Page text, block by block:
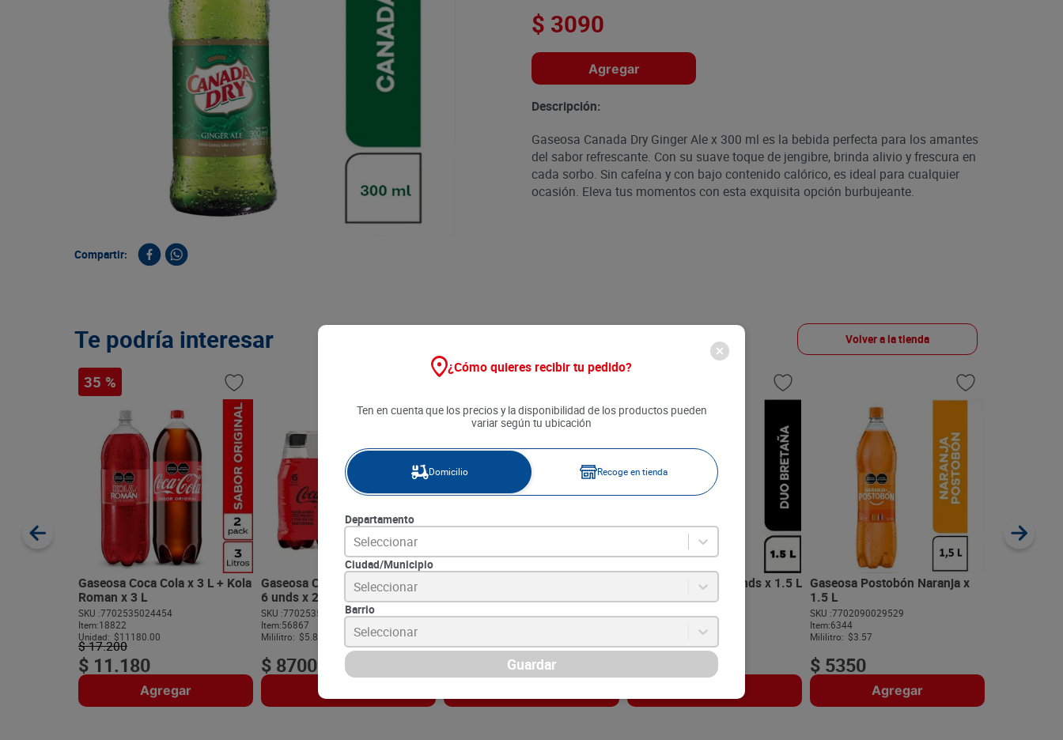
9
10 . papa
Compartir:
$ 3090
Agregar
Descripción:
Gaseosa Canada Dry Ginger Ale x 300 ml es la bebida perfecta para los amantes
del sabor refrescante. Con su suave toque de jengibre, brinda alivio y frescura en
cada sorbo. Sin cafeína y con bajo contenido calórico, es ideal para cualquier
ocasión. Eleva tus momentos con esta exquisita opción burbujeante.
Te podría interesar Volver a la tienda
35 %
Gaseosa Coca Cola x 3 L + Kola
Roman x 3 L
SKU :7702535024454
Item:18822
Unidad: $11180.00
$17.200
$ 11.180
Agregar
Gaseosa Coca Cola sin Azúcar
6 unds x 250 ml c/u
SKU :7702535029459
Item:56867
Mililitro: $5.80
$ 8700
1.5 L
Gaseosa Bretaña 2 unds x 1.5 L
c/u
Gaseosa Postobón Naranja x
1.5 L
SKU :7702090029529
Item:6344
Mililitro: $3.57
$ 5350
Agregar
:3173
¿Cómo quieres recibir tu pedido?
Ten en cuenta que los precios y la disponibilidad de los productos pueden
variar según tu ubicación
Domicilio Recoge en tienda
Departamento
Seleccionar
Ciudad/Municipio
Seleccionar
Barrio
Seleccionar
Guardar